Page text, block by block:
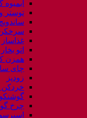
توستر
سرخکن
غذاساز
اتو بخار
همزن
چای
زودپز
خردکن
چرخ